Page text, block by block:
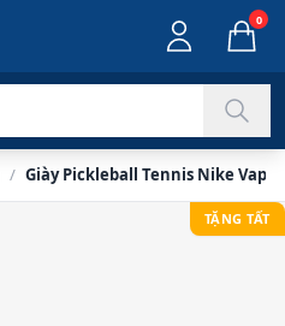
0
/ Giày Pickleball Tennis Nike
TẶNG TẤT